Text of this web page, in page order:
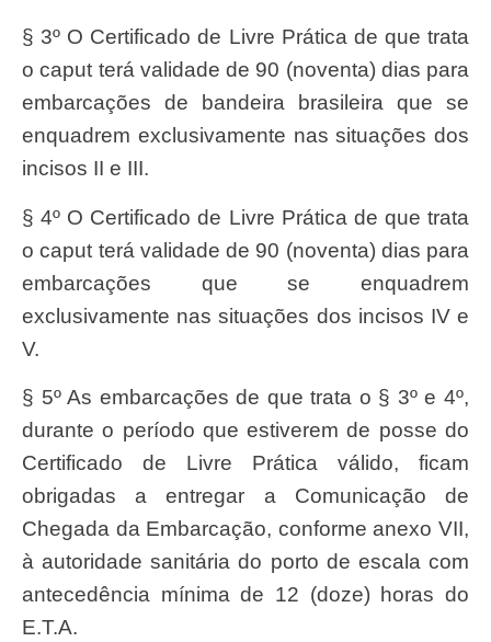
§ 3º O Certificado de Livre Prática de que trata
o caput terá validade de 90 (noventa) dias para
embarcações de bandeira brasileira que se
enquadrem exclusivamente nas situações dos
incisos II e III.
§ 4º O Certificado de Livre Prática de que trata
o caput terá validade de 90 (noventa) dias para
embarcações que se enquadrem
exclusivamente nas situações dos incisos IV e
V.
§ 5º As embarcações de que trata o § 3º e 4º,
durante o período que estiverem de posse do
Certificado de Livre Prática válido, ficam
obrigadas a entregar a Comunicação de
Chegada da Embarcação, conforme anexo VII,
à autoridade sanitária do porto de escala com
antecedência mínima de 12 (doze) horas do
E.T.A.